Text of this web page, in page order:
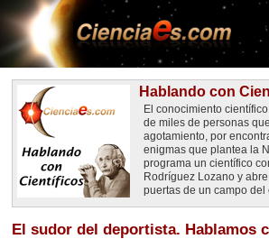
Hablando con
El conocimiento
de miles de personas
agotamiento, por
enigmas que plantea la
programa un científico
Rodríguez Lozano y
puertas de un campo del
El sudor del deportista. Hablamos